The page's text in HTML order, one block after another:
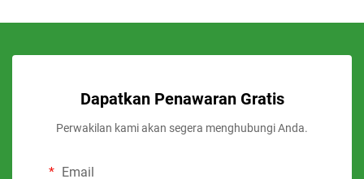
Dapatkan Penawaran Gratis
Perwakilan kami akan segera menghubungi Anda.
Email